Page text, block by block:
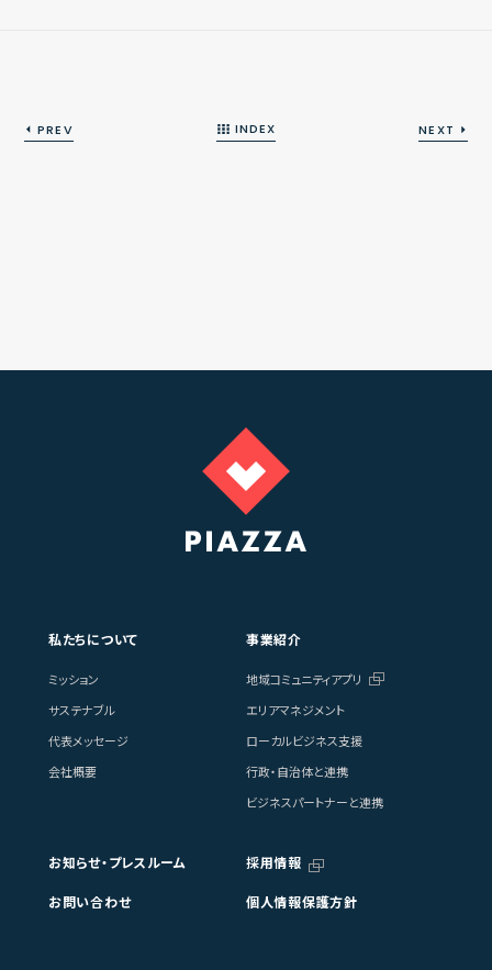
PREV INDEX NEXT
私たちについて
ミッション
サステナブル
代表メッセージ
会社概要
事業紹介
地域コミュニティアプリ
エリアマネジメント
ローカルビジネス支援
行政・自治体と連携
ビジネスパートナーと連携
お知らせ・プレスルーム 採用情報
お問い合わせ 個人情報保護方針